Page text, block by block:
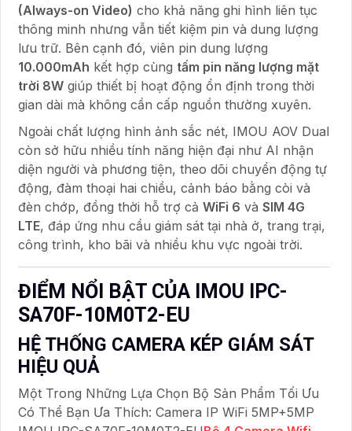
(Always-on Video) cho khả năng ghi hình liên tục
thông minh nhưng vẫn tiết kiệm pin và dung lượng
lưu trữ. Bên cạnh đó, viên pin dung lượng
10.000mAh kết hợp cùng tấm pin năng lượng mặt
trời 8W giúp thiết bị hoạt động ổn định trong thời
gian dài mà không cần cấp nguồn thường xuyên.
Ngoài chất lượng hình ảnh sắc nét, IMOU AOV Dual
còn sở hữu nhiều tính năng hiện đại như AI nhận
diện người và phương tiện, theo dõi chuyển động tự
động, đàm thoại hai chiều, cảnh báo bằng còi và
đèn chớp, đồng thời hỗ trợ cả WiFi 6 và SIM 4G
LTE, đáp ứng nhu cầu giám sát tại nhà ở, trang trại,
công trình, kho bãi và nhiều khu vực ngoài trời.
ĐIỂM NỔI BẬT CỦA IMOU IPC-
SA70F-10M0T2-EU
HỆ THỐNG CAMERA KÉP GIÁM SÁT
HIỆU QUẢ
Một Trong Những Lựa Chọn Bộ Sản Phẩm Tối Ưu
Có Thể Bạn Ưa Thích: Camera IP WiFi 5MP+5MP